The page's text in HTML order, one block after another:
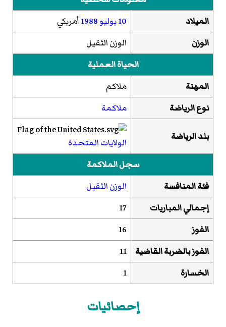
الميلاد
10 يوليو 1988أمريكي
الوزن
الوزن الثقيل
الحياة العملية
المهنة
ملاكم
نوع الرياضة
ملاكمة
بلد الرياضة
الولايات المتحدة
سجل الملاكمة
فئة المنافسة
الوزن الثقيل
إجمالي المباريات
17
الفوز
16
الفوز بالضربة القاضية
11
الخسارة
1
إحصائيات